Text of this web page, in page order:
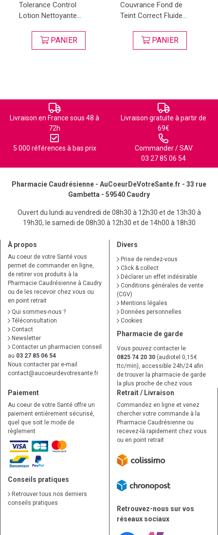
Tolerance Control
Lotion Nettoyante...
PANIER
Couvrance Fond de
Teint Correct Fluide...
PANIER
Livraison en France sous 48 à
72h
Livraison gratuite à partir de
69€
5 000 références à bas prix
Commander / SAV
03 27 85 06 54
Pharmacie Caudrésienne - AuCoeurDeVotreSante.fr - 33 rue
Gambetta - 59540 Caudry
Ouvert du lundi au vendredi de 08h30 à 12h30 et de 13h30 à
19h30, le samedi de 08h30 à 12h30 et de 14h00 à 18h30
À propos
Au coeur de votre Santé vous
permet de commander en ligne,
de retirer vos produits à la
Pharmacie Caudrésienne à Caudry
ou de les recevoir chez vous ou
en point retrait
Qui sommes-nous ?
Téléconsultation
Contact
Newsletter
Contacter un pharmacien conseil
au 03 27 85 06 54
Nous contacter par e-mail
contact@aucoeurdevotresante.fr
Divers
Prise de rendez-vous
Click & collect
Déclarer un effet indésirable
Conditions générales de vente
(CGV)
Mentions légales
Données personnelles
Cookies
Pharmacie de garde
Vous pouvez contacter le
0825 74 20 30 (audiotel 0,15€
ttc/min), accessible 24h/24 afin
de trouver la pharmacie de garde
la plus proche de chez vous
Paiement
Au coeur de votre Santé offre un
paiement entièrement sécurisé,
quel que soit le mode de
règlement
Conseils pratiques
Retrouver tous nos derniers
conseils pratiques
Retrait / Livraison
Commandez en ligne et venez
chercher votre commande à la
Pharmacie Caudrésienne ou
recevez-là rapidement chez vous
ou en point retrait
Retrouvez-nous sur vos
réseaux sociaux